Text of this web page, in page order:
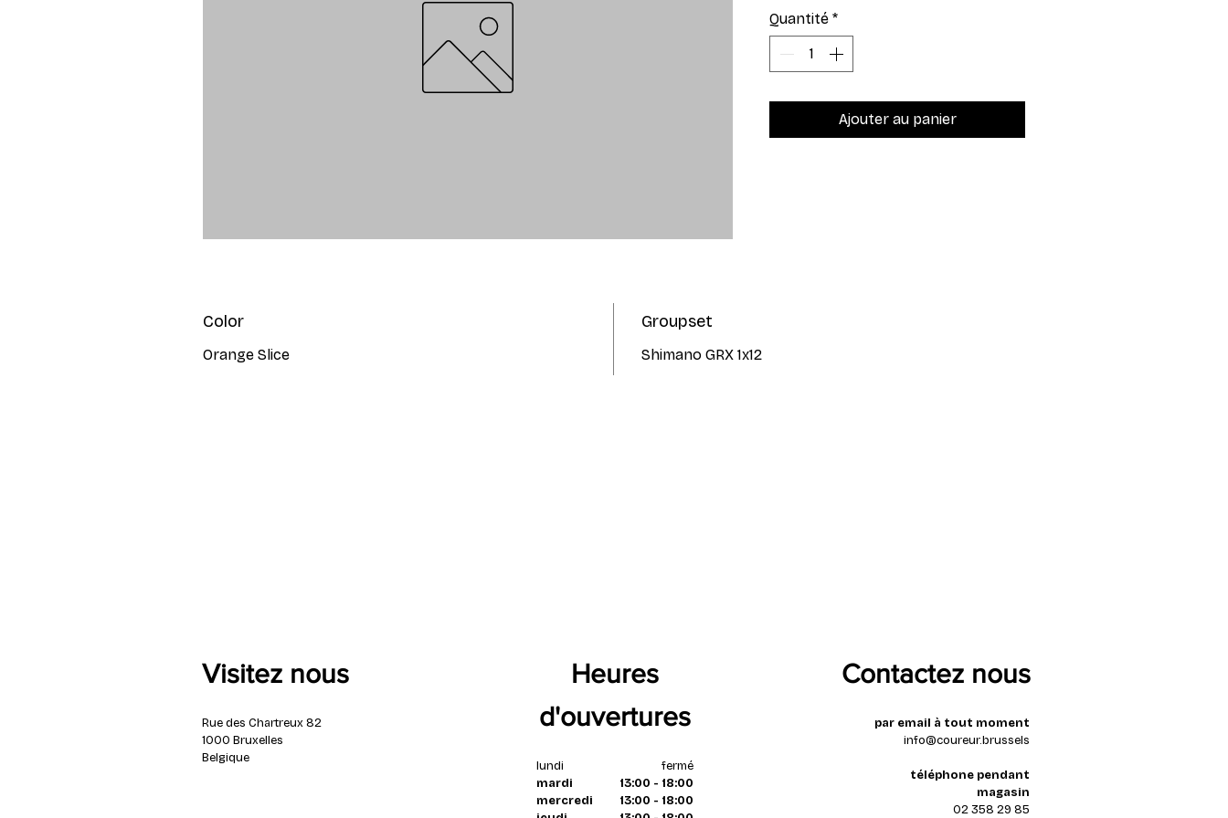
Quantité *
Ajouter au panier
Color
Orange Slice
Groupset
Shimano GRX 1x12
Visitez nous
Rue des Chartreux 82
1000 Bruxelles
Belgique
Heures
d'ouvertures
lundi
mardi
mercredi
fermé
13:00 - 18:00
13:00 - 18:00
Contactez nous
par email à tout moment
info@coureur.brussels
téléphone pendant
magasin
02 358 29 85